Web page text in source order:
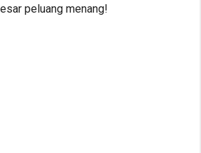
peluang menang!